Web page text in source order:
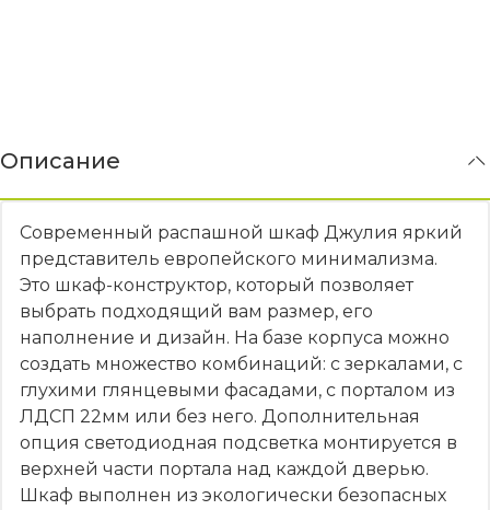
Описание
Современный распашной шкаф Джулия яркий
представитель европейского минимализма.
Это шкаф-конструктор, который позволяет
выбрать подходящий вам размер, его
наполнение и дизайн. На базе корпуса можно
создать множество комбинаций: с зеркалами, с
глухими глянцевыми фасадами, с порталом из
ЛДСП 22мм или без него. Дополнительная
опция светодиодная подсветка монтируется в
верхней части портала над каждой дверью.
Шкаф выполнен из экологически безопасных